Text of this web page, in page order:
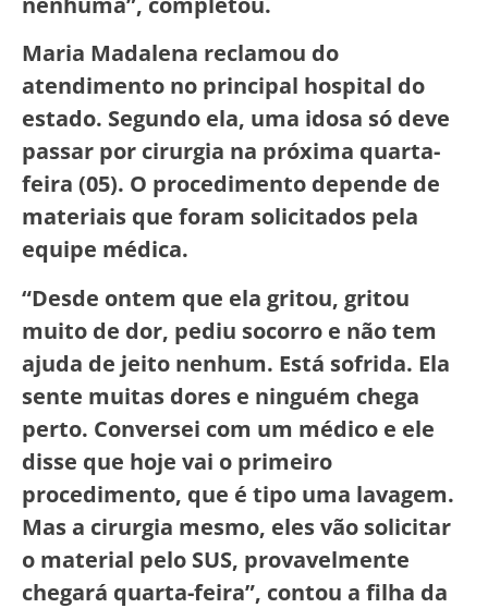
Maria Madalena reclamou do
atendimento no principal hospital do
estado. Segundo ela, uma idosa só deve
passar por cirurgia na próxima quarta-
feira (05). O procedimento depende de
materiais que foram solicitados pela
equipe médica.
“Desde ontem que ela gritou, gritou
muito de dor, pediu socorro e não tem
ajuda de jeito nenhum. Está sofrida. Ela
sente muitas dores e ninguém chega
perto. Conversei com um médico e ele
disse que hoje vai o primeiro
procedimento, que é tipo uma lavagem.
Mas a cirurgia mesmo, eles vão solicitar
o material pelo SUS, provavelmente
chegará quarta-feira”, contou a filha da